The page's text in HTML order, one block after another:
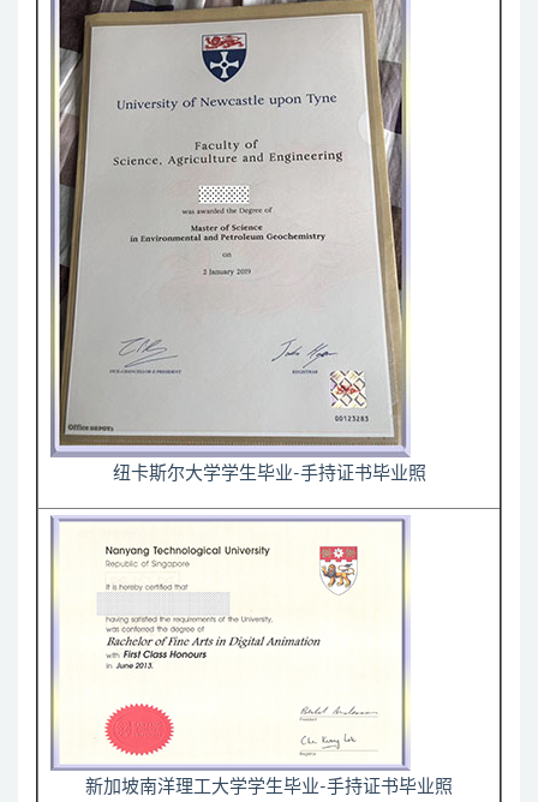
纽卡斯尔大学学生毕业-手持证书毕业照
新加坡南洋理工大学学生毕业-手持证书毕业照